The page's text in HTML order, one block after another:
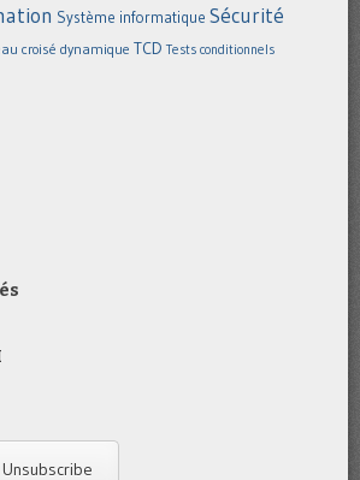
Système informatique Sécurité
croisé dynamique TCD Tests conditionnels